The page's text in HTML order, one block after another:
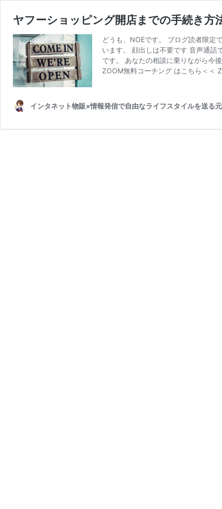
ヤフーショッピング開店までの手続き方
どうも、NOEです。 ブログ読者限定
います。 顔出しは不要です 音声通話
です。 あなたの相談に乗りながら今
ZOOM無料コーチング はこちら＜＜
インタネット物販×情報発信で自由なライフスタイルを送る